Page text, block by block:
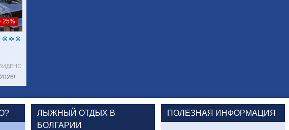
25%
ЛЫЖНЫЙ ОТДЫХ В
БОЛГАРИИ
ПОЛЕЗНАЯ ИНФОРМАЦИЯ